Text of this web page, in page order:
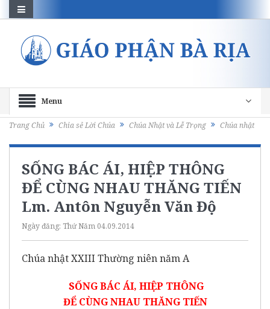
Menu
Trang Chủ Chia sẻ Lời Chúa Chúa Nhật và Lễ Trọng Chúa nhật
SỐNG BÁC ÁI, HIỆP THÔNG
ĐỂ CÙNG NHAU THĂNG TIẾN
Lm. Antôn Nguyễn Văn Độ
Ngày đăng: Thứ Năm 04.09.2014
Chúa nhật XXIII Thường niên năm A
SỐNG BÁC ÁI, HIỆP THÔNG
ĐỂ CÙNG NHAU THĂNG TIẾN